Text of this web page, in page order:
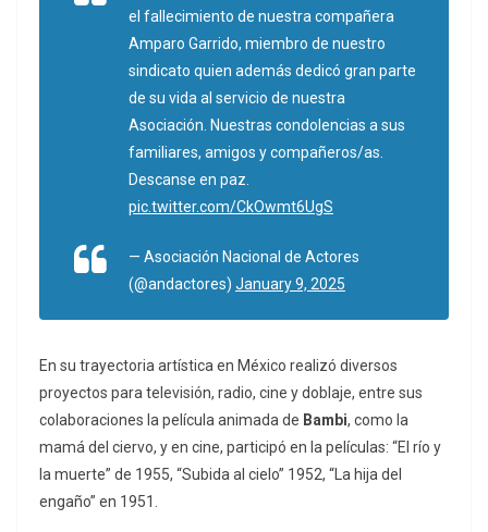
el fallecimiento de nuestra compañera
Amparo Garrido, miembro de nuestro
sindicato quien además dedicó gran parte
de su vida al servicio de nuestra
Asociación. Nuestras condolencias a sus
familiares, amigos y compañeros/as.
Descanse en paz.
pic.twitter.com/CkOwmt6UgS
— Asociación Nacional de Actores
(@andactores) January 9, 2025
En su trayectoria artística en México realizó diversos
proyectos para televisión, radio, cine y doblaje, entre sus
colaboraciones la película animada de Bambi, como la
mamá del ciervo, y en cine, participó en la películas: “El río y
la muerte” de 1955, “Subida al cielo” 1952, “La hija del
engaño” en 1951.